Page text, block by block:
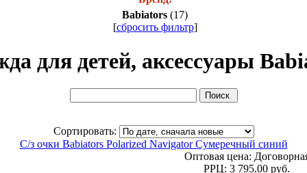
Babiators (17)
[сбросить фильтр]
для детей, аксессуары
Сортировать:
С/з очки Babiators Polarized Navigator Сумеречный синий
Оптовая цена:
РРЦ: 3 795.00 руб.